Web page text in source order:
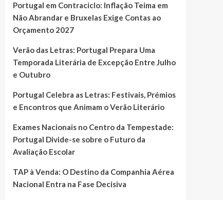
Portugal em Contraciclo: Inflação Teima em
Não Abrandar e Bruxelas Exige Contas ao
Orçamento 2027
Verão das Letras: Portugal Prepara Uma
Temporada Literária de Excepção Entre Julho
e Outubro
Portugal Celebra as Letras: Festivais, Prémios
e Encontros que Animam o Verão Literário
Exames Nacionais no Centro da Tempestade:
Portugal Divide-se sobre o Futuro da
Avaliação Escolar
TAP à Venda: O Destino da Companhia Aérea
Nacional Entra na Fase Decisiva